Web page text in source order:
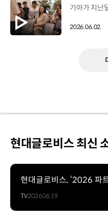
2026.06.02.
현대글로비스 최신
현대글로비스, ‘2026 파
TV2026.06.19